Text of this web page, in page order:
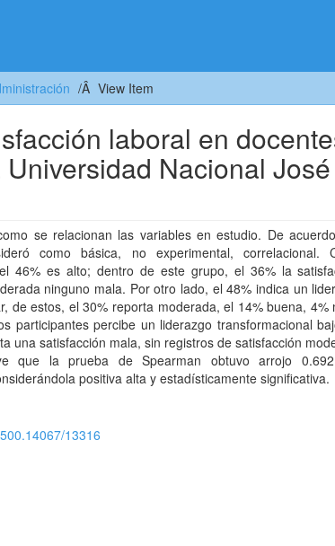
View Item
laboral en
Nacional José
se relacionan las variables en estudio. De
como básica, no experimental, correlacional.
46% es alto; dentro de este grupo, el 36% la
ninguno mala. Por otro lado, el 48% indica un
de estos, el 30% reporta moderada, el 14% buena, 4%
participantes percibe un liderazgo transformacional
una satisfacción mala, sin registros de satisfacción
que la prueba de Spearman obtuvo arrojo
positiva alta y estadísticamente significativa.
13316